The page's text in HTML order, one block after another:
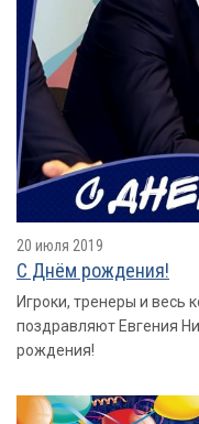
20 июля 2019
С Днём рождения!
Игроки, тренеры и весь
поздравляют Евгения
рождения!